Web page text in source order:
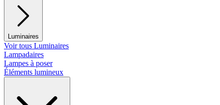
Luminaires
Voir tous Luminaires
Lampadaires
Lampes à poser
Éléments lumineux